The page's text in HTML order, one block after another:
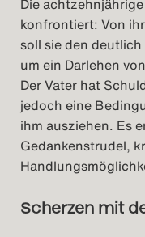
konfrontiert: Von
soll sie den
um ein Darlehen
Der Vater hat
jedoch eine
ihm ausziehen. Es
Gedankenstrudel,
Scherzen mit